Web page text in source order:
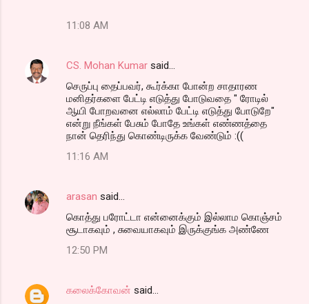
11:08 AM
CS. Mohan Kumar said…
செருப்பு தைப்பவர், கூர்க்கா போன்ற சாதாரண
மனிதர்களை பேட்டி எடுத்து போடுவதை " ரோடில்
ஆயி போறவனை எல்லாம் பேட்டி எடுத்து போடுறே"
என்று நீங்கள் பேசும் போதே உங்கள் எண்ணத்தை
நான் தெரிந்து கொண்டிருக்க வேண்டும் :((
11:16 AM
arasan said…
கொத்து பரோட்டா என்னைக்கும் இல்லாம கொஞ்சம்
சூடாகவும் , சுவையாகவும் இருக்குங்க அண்ணே
12:50 PM
கலைக்கோவன் said…